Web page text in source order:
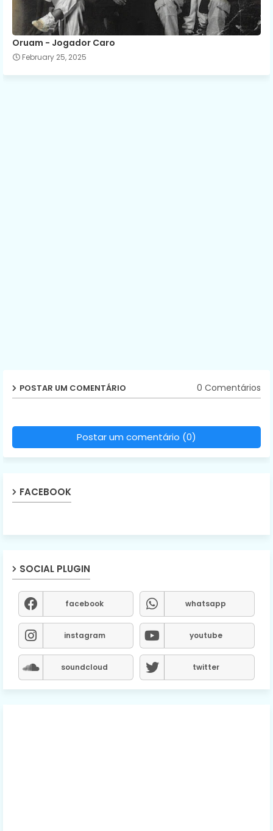
Oruam - Jogador Caro
February 25, 2025
POSTAR UM COMENTÁRIO 0 Comentários
Postar um comentário (0)
FACEBOOK
SOCIAL PLUGIN
facebook whatsapp
instagram youtube
soundcloud twitter